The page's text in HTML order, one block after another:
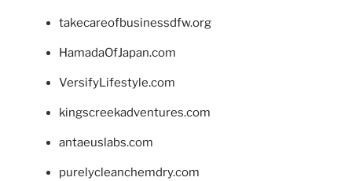
takecareofbusinessdfw.org
HamadaOfJapan.com
VersifyLifestyle.com
kingscreekadventures.com
antaeuslabs.com
purelycleanchemdry.com